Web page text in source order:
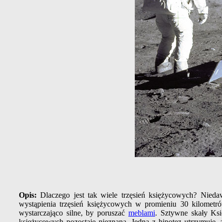
Opis:Dlaczego jest tak wiele trzęsień księżycowych?
wystąpienia trzęsień księżycowych w promieniu 30
wystarczająco silne, by poruszać meblami. Sztywne skały